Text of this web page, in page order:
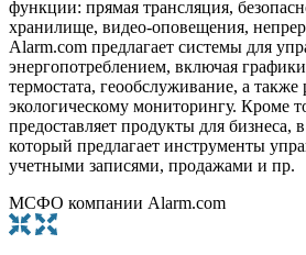
функции: прямая трансляция,
хранилище, видео-оповещения,
Alarm.com предлагает системы для
энергопотреблением, включая
термостата, геообслуживание, а
экологическому мониторингу. Кроме
предоставляет продукты для бизнеса,
который предлагает инструменты
учетными записями, продажами и пр.
МСФО компании Alarm.com